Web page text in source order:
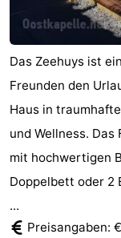
Das Zeehuys ist
Freunden den
Haus in
und Wellness.
mit hochwertigen
Doppelbett oder 2
...
Preisangaben: